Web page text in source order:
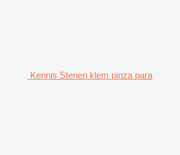
Kennis Stenen klem pinza para